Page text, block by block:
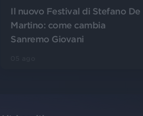
Il nuovo Festival di Stefano De
Martino: come cambia
Sanremo Giovani